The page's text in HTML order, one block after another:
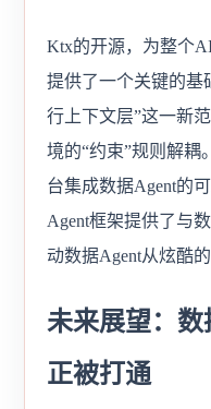
Ktx的开源，为整个
提供了一个关键的基
行上下文层”这一新
境的“约束”规则解耦
台集成数据Agent的
Agent框架提供了与
动数据Agent从炫酷
未来展望：数
正被打通